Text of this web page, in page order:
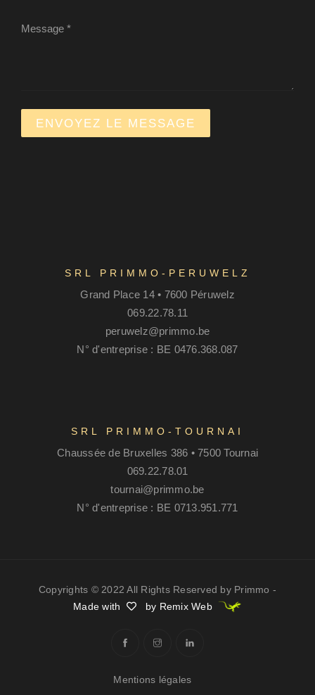
SRL PRIMMO-PERUWELZ
Grand Place 14 • 7600 Péruwelz
069.22.78.11
peruwelz@primmo.be
N° d'entreprise : BE 0476.368.087
SRL PRIMMO-TOURNAI
Chaussée de Bruxelles 386 • 7500 Tournai
069.22.78.01
tournai@primmo.be
N° d'entreprise : BE 0713.951.771
Copyrights © 2022 All Rights Reserved by Primmo -
Made with
by Remix Web
Mentions légales